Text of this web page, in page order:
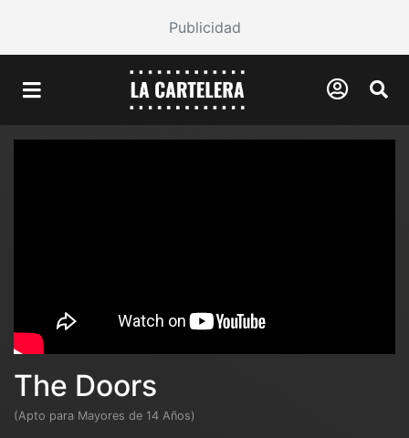
Publicidad
The Doors
(Apto para Mayores de 14 Años)